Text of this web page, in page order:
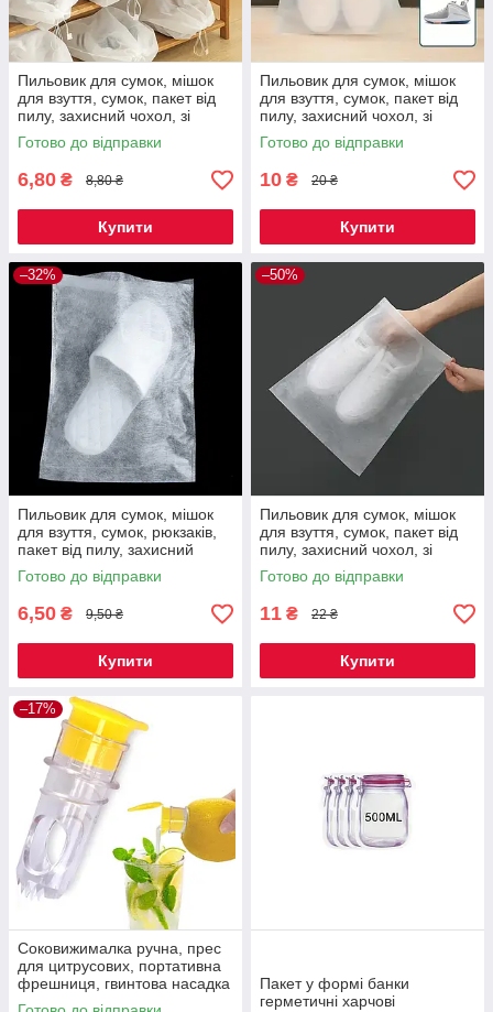
Пильовик для сумок, мішок
для взуття, сумок, пакет від
пилу, захисний чохол, зі
спанбонду на зав'язках 40*38
см Код 00-0940
Готово до відправки
6,80 ₴ 8,80 ₴
Купити
Пильовик для сумок, мішок
для взуття, сумок, пакет від
пилу, захисний чохол, зі
спанбонду на зав'язках 35*38
см Код 00-0777
Готово до відправки
10 ₴ 20 ₴
Купити
–32%
Пильовик для сумок, мішок
для взуття, сумок, рюкзаків,
пакет від пилу, захисний
чохол, зі спанбонду 40*38 см
Код 00-0976
Готово до відправки
6,50 ₴ 9,50 ₴
Купити
–50%
Пильовик для сумок, мішок
для взуття, сумок, пакет від
пилу, захисний чохол, зі
спанбонду на зав'язках 40*38
см Код 00-0778
Готово до відправки
11 ₴ 22 ₴
Купити
–17%
Соковижималка ручна, прес
для цитрусових, портативна
фрешниця, гвинтова насадка
з фільтром Код 00-0662
Пакет у формі банки
герметичні харчові